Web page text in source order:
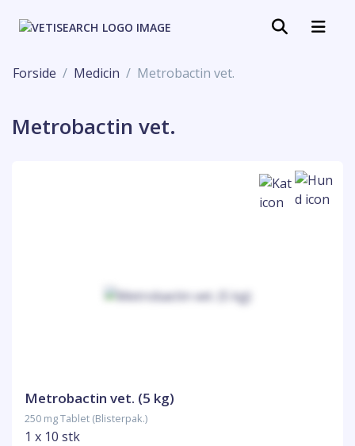
Forside Medicin Metrobactin vet.
Metrobactin vet.
Metrobactin vet. (5 kg)
250 mg Tablet (Blisterpak.)
1 x 10 stk